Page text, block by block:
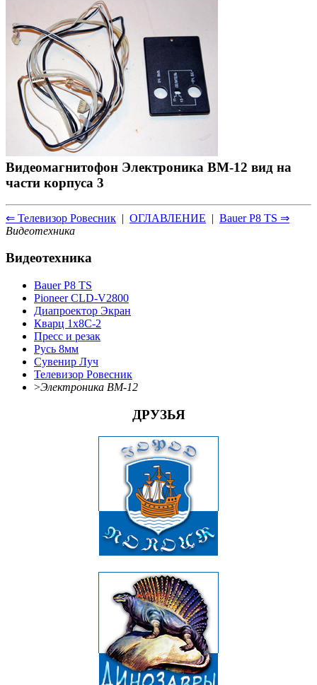
Видеомагнитофон Электроника ВМ-12 вид на
части корпуса 3
⇐ Телевизор Ровесник | ОГЛАВЛЕНИЕ | Bauer P8 TS ⇒
Видеотехника
Видеотехника
Bauer P8 TS
Pioneer CLD-V2800
Диапроектор Экран
Кварц 1x8С-2
Пресс и резак
Русь 8мм
Сувенир Луч
Телевизор Ровесник
>Электроника ВМ-12
ДРУЗЬЯ